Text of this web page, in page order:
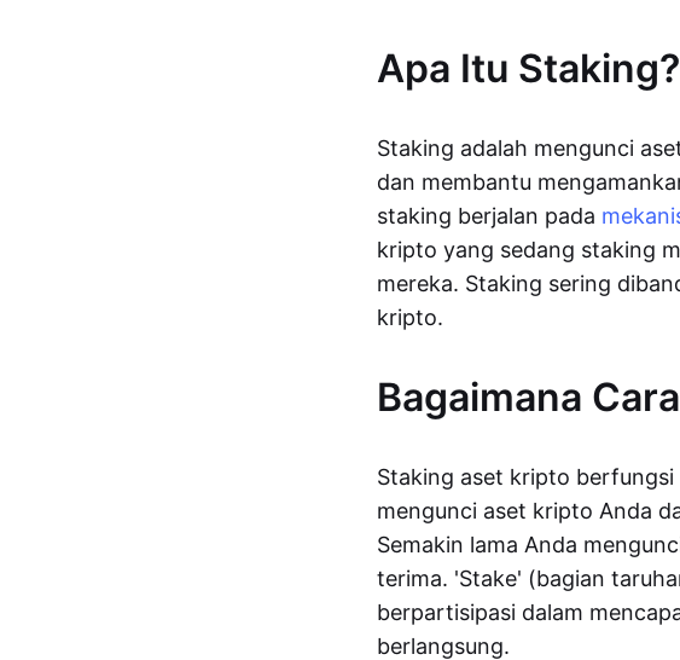
Apa Itu Staking?
Staking adalah mengunci
dan membantu
staking berjalan pada
kripto yang sedang staking
mereka. Staking sering
kripto.
Bagaimana
Staking aset kripto
mengunci aset kripto Anda
Semakin lama Anda
terima. 'Stake' (bagian
berpartisipasi dalam
berlangsung.